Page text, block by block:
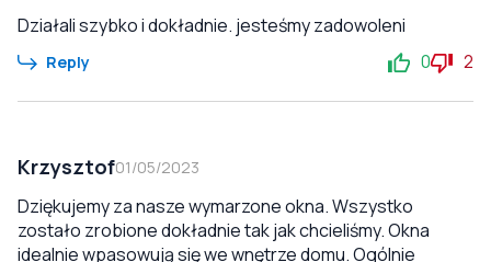
Działali szybko i dokładnie. jesteśmy zadowoleni
Reply 0 2
Krzysztof01/05/2023
Dziękujemy za nasze wymarzone okna. Wszystko
zostało zrobione dokładnie tak jak chcieliśmy. Okna
idealnie wpasowują się we wnętrze domu. Ogólnie